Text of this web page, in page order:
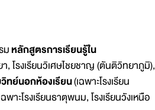
มหลักสูตรการเรียนรู้ใน
า, โรงเรียนวิเศษไชยชาญ (ตันติวิทยาภูมิ),
ย์นอกห้องเรียน(เฉพาะโรงเรียน
พาะโรงเรียนธาตุพนม, โรงเรียนวังเหนือ